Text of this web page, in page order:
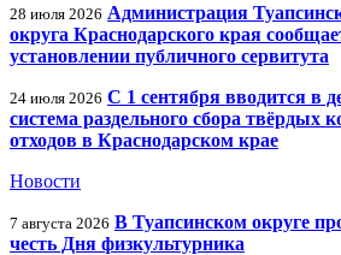
28 июля 2026 Администрация
округа Краснодарского края
установлении публичного сервитута
24 июля 2026 С 1 сентября вводится в
система раздельного сбора твёрдых
отходов в Краснодарском крае
Новости
7 августа 2026 В Туапсинском округе
честь Дня физкультурника